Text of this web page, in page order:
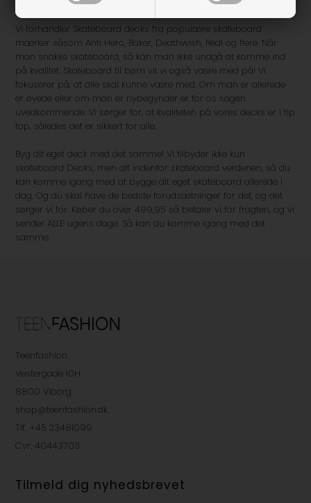
Decks fra populære mærker
Vi forhandler Skateboard decks fra populære skateboard
mærker såsom Anti Hero, Baker, Deathwish, Real og flere. Når
man snakke skateboard, så kan man ikke undgå at komme ind
på kvalitet. Skateboard til børn vil vi også være med på! Vi
fokuserer på, at alle skal kunne være med. Om man er allerede
er øvede eller om man er nybegynder er for os sagen
uvedkommende. Vi sørger for, at kvaliteten på vores decks er i tip
top, således det er sikkert for alle.
Byg dit eget deck med det samme! Vi tilbyder ikke kun
skateboard Decks, men alt indenfor skateboard verdenen, så du
kan komme igang med at bygge dit eget skateboard allerede i
dag. Og du skal have de bedste forudsætninger for det, og det
sørger vi for. Køber du over 499,95 så betaler vi for fragten, og vi
sender ALLE ugens dage. Så kan du komme igang med det
samme.
Teenfashion
Vestergade 10H
8800 Viborg
shop@teenfashion.dk
Tlf. +45 23481099
Cvr. 40443703
Tilmeld dig nyhedsbrevet